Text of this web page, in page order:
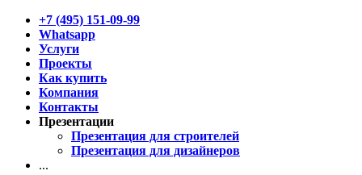
+7 (495) 151-09-99
Whatsapp
Услуги
Проекты
Как купить
Компания
Контакты
Презентации
Презентация для строителей
Презентация для дизайнеров
...